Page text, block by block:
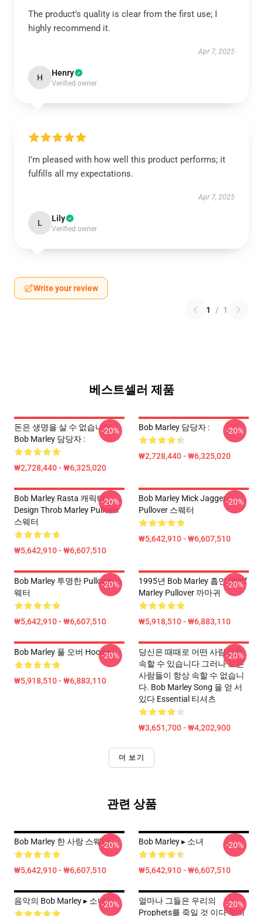
The product’s quality is clear from the first use; I
highly recommend it.
Apr 7, 2025
H Henry
Verified owner
I’m pleased with how well this product performs; it
fulfills all my expectations.
Apr 7, 2025
L Lily
Verified owner
Write your review
1 / 1
베스트셀러 제품
돈은 생명을 살 수 없습니다
Bob Marley 담당자 :
₩2,728,440 - ₩6,325,020
-20% Bob Marley 담당자 :
₩2,728,440 - ₩6,325,020
-20%
Bob Marley Rasta 캐릭터
Design Throb Marley Pullover
스웨터
₩5,642,910 - ₩6,607,510
-20%
Bob Marley Mick Jagger
Pullover 스웨터
₩5,642,910 - ₩6,607,510
-20%
Bob Marley 투명한 Pullover 스
웨터
₩5,642,910 - ₩6,607,510
-20%
1995년 Bob Marley 흡연 Spliff
Marley Pullover 까마귀
₩5,918,510 - ₩6,883,110
-20%
Bob Marley 풀 오버 Hoodie
₩5,918,510 - ₩6,883,110
-20%
당신은 때때로 어떤 사람들을
속할 수 있습니다 그러나 모든
사람들이 항상 속할 수 없습니
다. Bob Marley Song 을 얻 서
있다 Essential 티셔츠
₩3,651,700 - ₩4,202,900
-20%
더 보기
관련 상품
Bob Marley 한 사랑 스웨터
₩5,642,910 - ₩6,607,510
-20% Bob Marley ▸ 소녀
₩5,642,910 - ₩6,607,510
-20%
음악의 Bob Marley ▸ 소녀-20%
얼마나 그들은 우리의
Prophets를 죽일 것 이다 우리
-20%